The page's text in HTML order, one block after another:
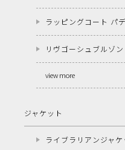
ラッピングコート パ
リヴゴーシュブルゾン
view more
ジャケット
ライブラリアンジャケ